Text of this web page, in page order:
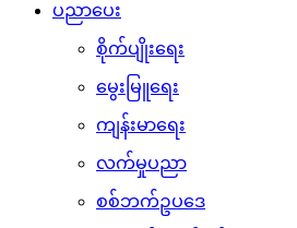
ပညာပေး
စိုက်ပျိုးရေး
မွေးမြူရေး
ကျန်းမာရေး
လက်မှုပညာ
စစ်ဘက်ဥပဒေ